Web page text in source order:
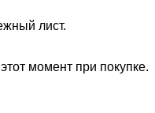
лист.
момент при покупке.